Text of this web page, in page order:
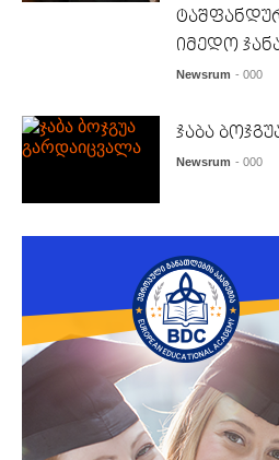
იმედო
Newsrum - 000
ჯაბა
Newsrum - 000